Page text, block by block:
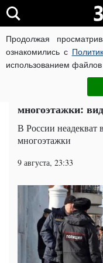
Продолжая
ознакомились с
использованием файлов
ВОЙНА РОССИИ
Россиянин
многоэтажки:
В России
многоэтажки
9 августа, 23:33